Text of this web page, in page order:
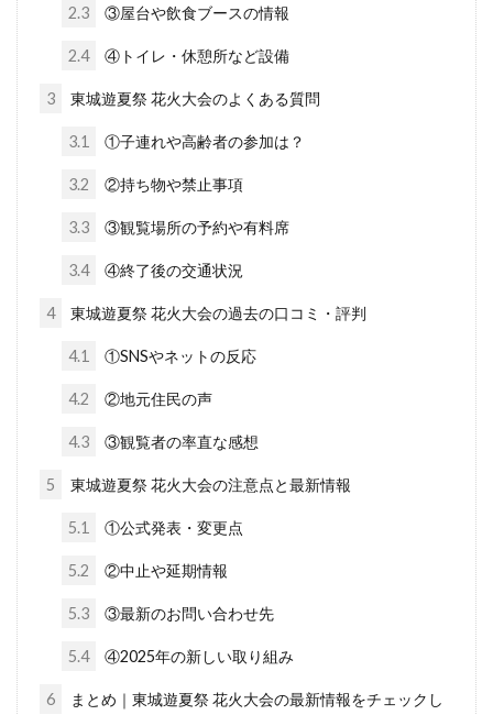
2.3 ③屋台や飲食ブースの情報
2.4 ④トイレ・休憩所など設備
3 東城遊夏祭 花火大会のよくある質問
3.1 ①子連れや高齢者の参加は？
3.2 ②持ち物や禁止事項
3.3 ③観覧場所の予約や有料席
3.4 ④終了後の交通状況
4 東城遊夏祭 花火大会の過去の口コミ・評判
4.1 ①SNSやネットの反応
4.2 ②地元住民の声
4.3 ③観覧者の率直な感想
5 東城遊夏祭 花火大会の注意点と最新情報
5.1 ①公式発表・変更点
5.2 ②中止や延期情報
5.3 ③最新のお問い合わせ先
5.4 ④2025年の新しい取り組み
6
まとめ｜東城遊夏祭 花火大会の最新情報をチェックし